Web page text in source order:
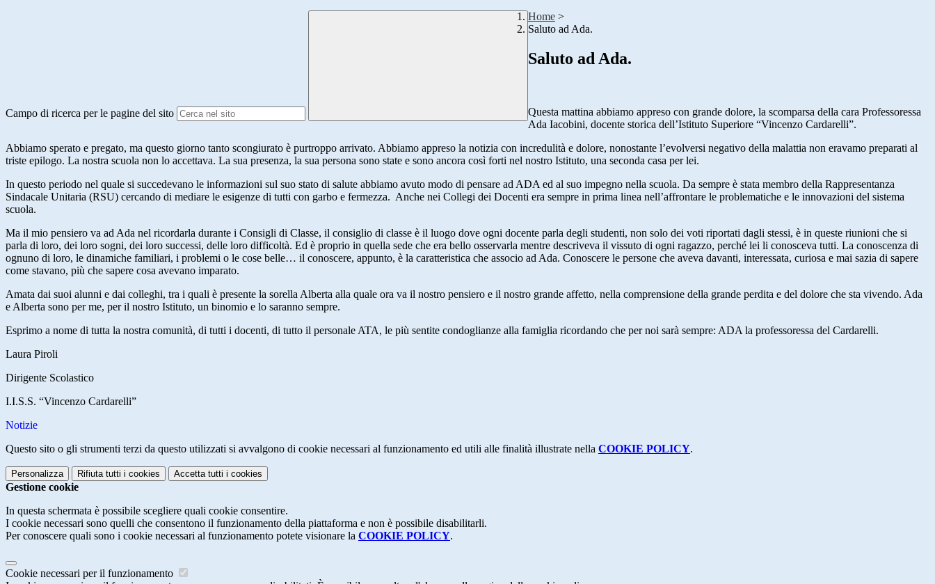
Campo di ricerca per le pagine del sito
Home >
Saluto ad Ada.
Saluto ad Ada.
Questa mattina abbiamo appreso con grande dolore, la scomparsa della cara Professoressa
Ada Iacobini, docente storica dell’Istituto Superiore “Vincenzo Cardarelli”.
Abbiamo sperato e pregato, ma questo giorno tanto scongiurato è purtroppo arrivato. Abbiamo appreso la notizia con incredulità e dolore, nonostante l’evolversi negativo della malattia non eravamo preparati al
triste epilogo. La nostra scuola non lo accettava. La sua presenza, la sua persona sono state e sono ancora così forti nel nostro Istituto, una seconda casa per lei.
In questo periodo nel quale si succedevano le informazioni sul suo stato di salute abbiamo avuto modo di pensare ad ADA ed al suo impegno nella scuola. Da sempre è stata membro della Rappresentanza
Sindacale Unitaria (RSU) cercando di mediare le esigenze di tutti con garbo e fermezza. Anche nei Collegi dei Docenti era sempre in prima linea nell’affrontare le problematiche e le innovazioni del sistema
scuola.
Ma il mio pensiero va ad Ada nel ricordarla durante i Consigli di Classe, il consiglio di classe è il luogo dove ogni docente parla degli studenti, non solo dei voti riportati dagli stessi, è in queste riunioni che si
parla di loro, dei loro sogni, dei loro successi, delle loro difficoltà. Ed è proprio in quella sede che era bello osservarla mentre descriveva il vissuto di ogni ragazzo, perché lei li conosceva tutti. La conoscenza di
ognuno di loro, le dinamiche familiari, i problemi o le cose belle… il conoscere, appunto, è la caratteristica che associo ad Ada. Conoscere le persone che aveva davanti, interessata, curiosa e mai sazia di sapere
come stavano, più che sapere cosa avevano imparato.
Amata dai suoi alunni e dai colleghi, tra i quali è presente la sorella Alberta alla quale ora va il nostro pensiero e il nostro grande affetto, nella comprensione della grande perdita e del dolore che sta vivendo. Ada
e Alberta sono per me, per il nostro Istituto, un binomio e lo saranno sempre.
Esprimo a nome di tutta la nostra comunità, di tutti i docenti, di tutto il personale ATA, le più sentite condoglianze alla famiglia ricordando che per noi sarà sempre: ADA la professoressa del Cardarelli.
Laura Piroli
Dirigente Scolastico
I.I.S.S. “Vincenzo Cardarelli”
Notizie
Questo sito o gli strumenti terzi da questo utilizzati si avvalgono di cookie necessari al funzionamento ed utili alle finalità illustrate nella COOKIE POLICY.
Personalizza Rifiuta tutti i cookies Accetta tutti i cookies
Gestione cookie
In questa schermata è possibile scegliere quali cookie consentire.
I cookie necessari sono quelli che consentono il funzionamento della piattaforma e non è possibile disabilitarli.
Per conoscere quali sono i cookie necessari al funzionamento potete visionare la COOKIE POLICY.
Cookie necessari per il funzionamento